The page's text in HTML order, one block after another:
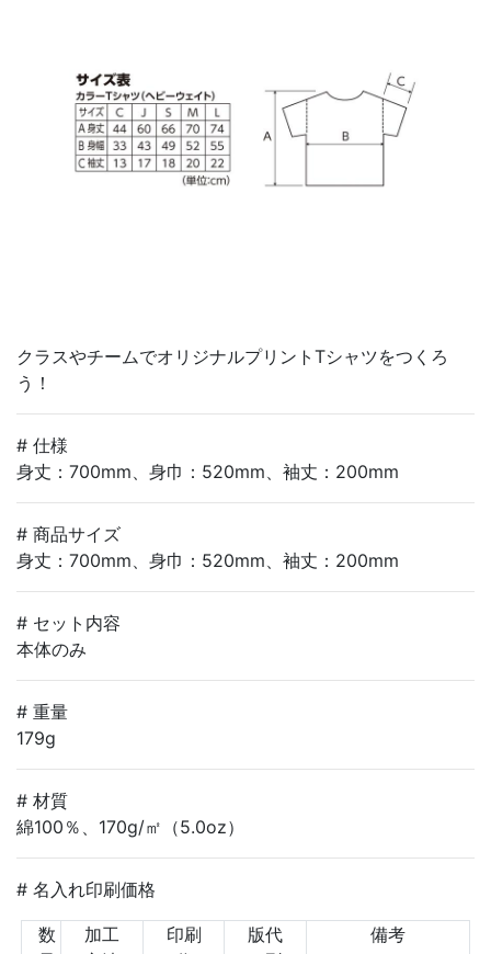
クラスやチームでオリジナルプリントTシャツをつくろ
う！
# 仕様
身丈：700mm、身巾：520mm、袖丈：200mm
# 商品サイズ
身丈：700mm、身巾：520mm、袖丈：200mm
# セット内容
本体のみ
# 重量
179g
# 材質
綿100％、170g/㎡（5.0oz）
# 名入れ印刷価格
数
加工
印刷
版代
備考